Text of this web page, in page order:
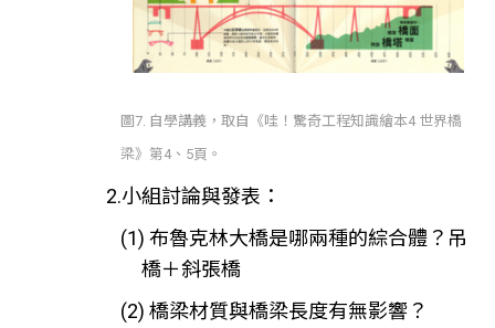
圖7. 自學講義，取自《哇！驚奇工程知識繪本4 世界橋
梁》第4、5頁。
2.小組討論與發表：
(1) 布魯克林大橋是哪兩種的綜合體？吊
橋＋斜張橋
(2) 橋梁材質與橋梁長度有無影響？